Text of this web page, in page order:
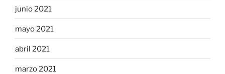
junio 2021
mayo 2021
abril 2021
marzo 2021